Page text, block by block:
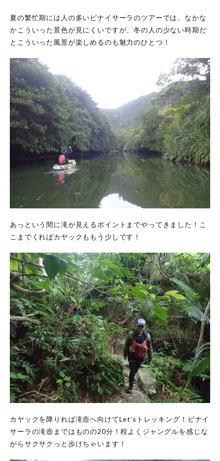
夏の繁忙期には人の多いピナイサーラのツアーでは、なかな
かこういった景色が見にくいですが、冬の人の少ない時期だ
とこういった風景が楽しめるのも魅力のひとつ！
あっという間に滝が見えるポイントまでやってきました！こ
こまでくればカヤックももう少しです！
カヤックを降りれば滝壺へ向けてLet’sトレッキング！ピナイ
サーラの滝壺まではものの20分！程よくジャングルを感じな
がらサクサクっと歩けちゃいます！